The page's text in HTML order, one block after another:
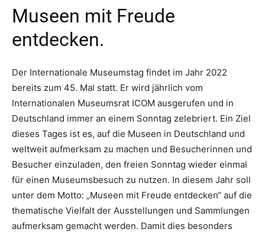
Museen mit Freude
entdecken.
Der Internationale Museumstag findet im Jahr 2022
bereits zum 45. Mal statt. Er wird jährlich vom
Internationalen Museumsrat ICOM ausgerufen und in
Deutschland immer an einem Sonntag zelebriert. Ein Ziel
dieses Tages ist es, auf die Museen in Deutschland und
weltweit aufmerksam zu machen und Besucherinnen und
Besucher einzuladen, den freien Sonntag wieder einmal
für einen Museumsbesuch zu nutzen. In diesem Jahr soll
unter dem Motto: „Museen mit Freude entdecken“ auf die
thematische Vielfalt der Ausstellungen und Sammlungen
aufmerksam gemacht werden. Damit dies besonders